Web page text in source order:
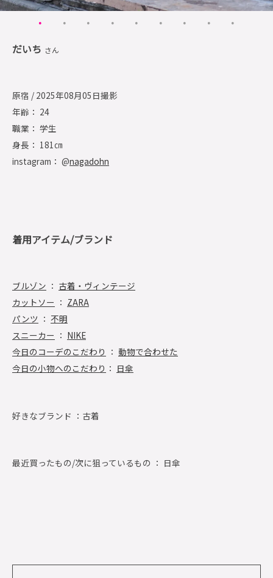
だいち さん
原宿 / 2025年08月05日撮影
年齢： 24
職業： 学生
身長： 181㎝
instagram： @nagadohn
着用アイテム/ブランド
ブルゾン ： 古着・ヴィンテージ
カットソー ： ZARA
パンツ ： 不明
スニーカー ： NIKE
今日のコーデのこだわり ： 動物で合わせた
今日の小物へのこだわり ： 日傘
好きなブランド ： 古着
最近買ったもの/次に狙っているもの ： 日傘